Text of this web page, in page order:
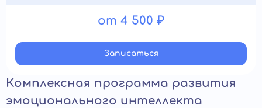
от 4 500 ₽
Записатьcя
Комплексная программа развития
эмоционального интеллекта